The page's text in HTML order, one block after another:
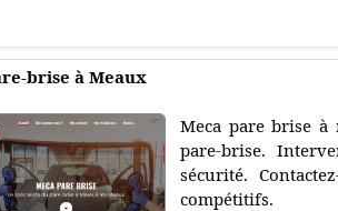
brise à Meaux
Meca pare brise à
pare-brise.
sécurité.
compétitifs.